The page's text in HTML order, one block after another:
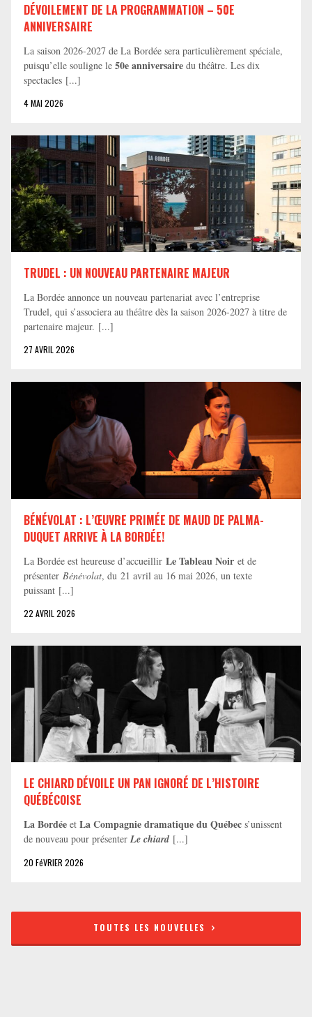
DÉVOILEMENT DE LA PROGRAMMATION – 50E
ANNIVERSAIRE
La saison 2026-2027 de La Bordée sera particulièrement spéciale,
puisqu’elle souligne le 50e anniversaire du théâtre. Les dix
spectacles [...]
4 MAI 2026
TRUDEL : UN NOUVEAU PARTENAIRE MAJEUR
La Bordée annonce un nouveau partenariat avec l’entreprise
Trudel, qui s’associera au théâtre dès la saison 2026-2027 à titre de
partenaire majeur. [...]
27 AVRIL 2026
BÉNÉVOLAT : L’ŒUVRE PRIMÉE DE MAUD DE PALMA-
DUQUET ARRIVE À LA BORDÉE!
La Bordée est heureuse d’accueillir Le Tableau Noir et de
présenter Bénévolat, du 21 avril au 16 mai 2026, un texte
puissant [...]
22 AVRIL 2026
LE CHIARD DÉVOILE UN PAN IGNORÉ DE L’HISTOIRE
QUÉBÉCOISE
La Bordée et La Compagnie dramatique du Québec s’unissent
de nouveau pour présenter Le chiard [...]
20 FéVRIER 2026
TOUTES LES NOUVELLES